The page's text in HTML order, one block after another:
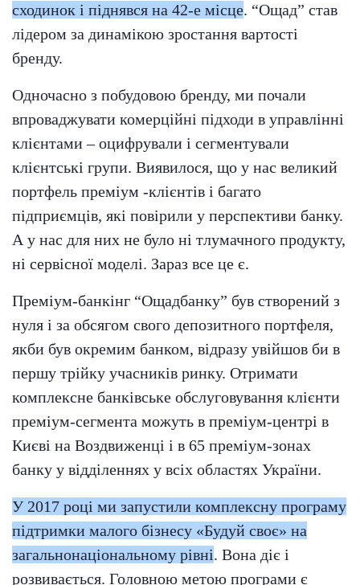
сходинок і піднявся на 42-е місце. “Ощад” став
лідером за динамікою зростання вартості
бренду.
Одночасно з побудовою бренду, ми почали
впроваджувати комерційні підходи в управлінні
клієнтами – оцифрували і сегментували
клієнтські групи. Виявилося, що у нас великий
портфель преміум -клієнтів і багато
підприємців, які повірили у перспективи банку.
А у нас для них не було ні тлумачного продукту,
ні сервісної моделі. Зараз все це є.
Преміум-банкінг “Ощадбанку” був створений з
нуля і за обсягом свого депозитного портфеля,
якби був окремим банком, відразу увійшов би в
першу трійку учасників ринку. Отримати
комплексне банківське обслуговування клієнти
преміум-сегмента можуть в преміум-центрі в
Києві на Воздвиженці і в 65 преміум-зонах
банку у відділеннях у всіх областях України.
У 2017 році ми запустили комплексну програму
підтримки малого бізнесу «Будуй своє» на
загальнонаціональному рівні. Вона діє і
розвивається. Головною метою програми є